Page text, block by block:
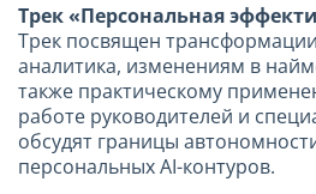
Трек «Персональная
Трек посвящен
аналитика, изменениям в
также практическому
работе руководителей и
обсудят границы
персональных AI-контуров.